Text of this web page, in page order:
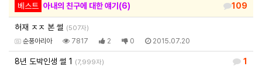
베스트 아내의 친구에 대한 얘기(6) 109
허재 ㅈㅈ 본 썰 (507자)
순풍아리아 7817 2 0 2015.07.20
1
8년 도박인생 썰 1 (7,999자)